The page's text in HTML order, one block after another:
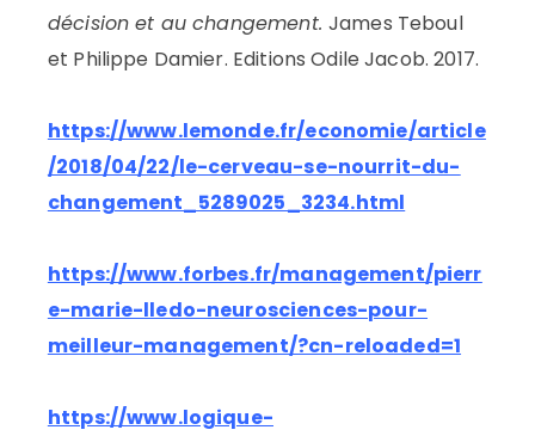
décision et au changement. James Teboul
et Philippe Damier. Editions Odile Jacob. 2017.
https://www.lemonde.fr/economie/article
/2018/04/22/le-cerveau-se-nourrit-du-
changement_5289025_3234.html
https://www.forbes.fr/management/pierr
e-marie-lledo-neurosciences-pour-
meilleur-management/?cn-reloaded=1
https://www.logique-